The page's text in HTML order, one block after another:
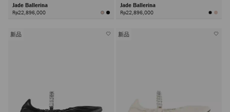
Jade Ballerina
Rp22,896,000
Jade Ballerina
Rp22,896,000
新品 新品